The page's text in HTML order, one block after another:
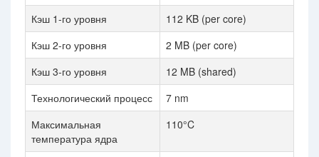
Кэш 1-го уровня
112 KB (per core)
Кэш 2-го уровня
2 MB (per core)
Кэш 3-го уровня
12 MB (shared)
Технологический процесс
7 nm
Максимальная
температура ядра
110°C